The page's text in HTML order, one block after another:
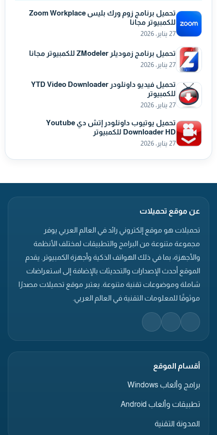
تحميل برنامج زوم ورك بليس Zoom Workplace
للكمبيوتر مجانا
27 يناير، 2026
تحميل برنامج زموديلر ZModeler للكمبيوتر مجانا
27 يناير، 2026
تحميل فيديو داونلودر YTD Video Downloader
للكمبيوتر
27 يناير، 2026
تحميل يوتيوب داونلودر إتش دي Youtube
Downloader HD للكمبيوتر
27 يناير، 2026
عن موقع تحميلات
تحميلات هو موقع إلكتروني رائد في العالم العربي يوفر
مجموعة متنوعة من البرامج والتطبيقات لمختلف الأنظمة
والأجهزة، بما في ذلك الهواتف الذكية وأجهزة الكمبيوتر. يقدم
الموقع أحدث الإصدارات والتحديثات بالإضافة إلى استعراضات
شاملة وموضوعات تقنية متنوعة. يعتبر موقع تحميلات مصدرًا
موثوقًا للمعلومات التقنية في العالم العربي.
أقسام الموقع
برامج وألعاب Windows
تطبيقات وألعاب Android
المدونة التقنية